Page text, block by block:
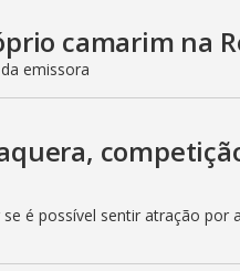
camarim na
emissora
é possível sentir atração por